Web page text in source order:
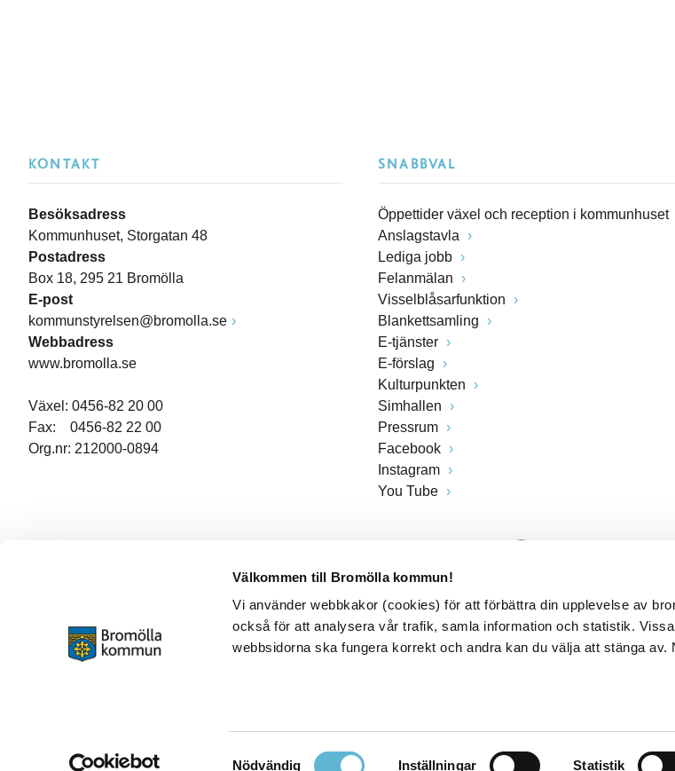
Välkommen till Bromölla kommun!
Vi använder webbkakor (cookies) för att förbättra din upplevelse av
också för att analysera vår trafik, samla information och statistik.
webbsidorna ska fungera korrekt och andra kan du välja att stänga av.
Samtyckesval
Nödvändig Inställningar Statistik
KONTAKT
Besöksadress
Kommunhuset, Storgatan 48
Postadress
Box 18, 295 21 Bromölla
E-post
kommunstyrelsen@bromolla.se
Webbadress
www.bromolla.se
Växel: 0456-82 20 00
Fax: 0456-82 22 00
Org.nr: 212000-0894
SNABBVAL
Öppettider växel och reception i kommunhuset
Anslagstavla
Lediga jobb
Felanmälan
Visselblåsarfunktion
Blankettsamling
E-tjänster
E-förslag
Kulturpunkten
Simhallen
Pressrum
Facebook
Instagram
You Tube